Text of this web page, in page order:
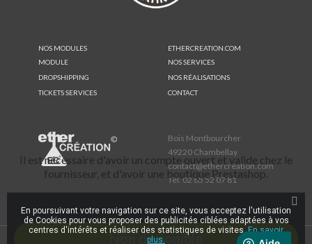
Il est nécessaire d'avoir un compte ouvert et valide chez le
fournisseur, et d'avoir une boutique Prestashop.
Non disponible
NOS MODULES
MODULE
DROPSHIPPING
TICKETS SERVICES
ETHERCREATION.COM
NOS SERVICES
NOS RÉALISATIONS
CONTACT
Bois Montbourcher
49220 Chambellay
contact@ethercreation.com
Tél.02 85 52 07 81
En poursuivant votre navigation sur ce site, vous acceptez l'utilisation
de Cookies pour vous proposer des publicités ciblées adaptées à vos
centres d'intérêts et réaliser des statistiques de visites.En savoir
plus.